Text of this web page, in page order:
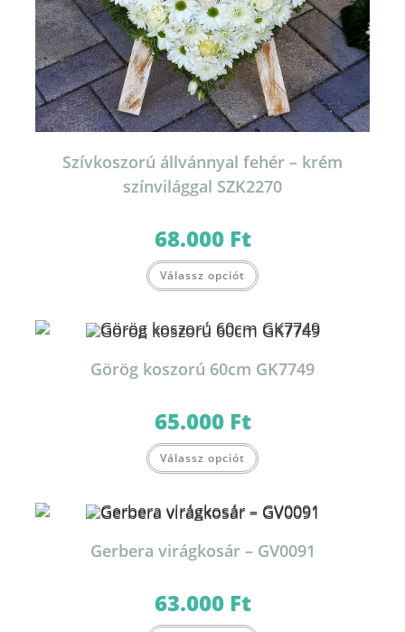
Szívkoszorú állvánnyal fehér – krém
színvilággal SZK2270
68.000 Ft
Válassz opciót
Görög koszorú 60cm GK7749
65.000 Ft
Válassz opciót
Gerbera virágkosár – GV0091
63.000 Ft